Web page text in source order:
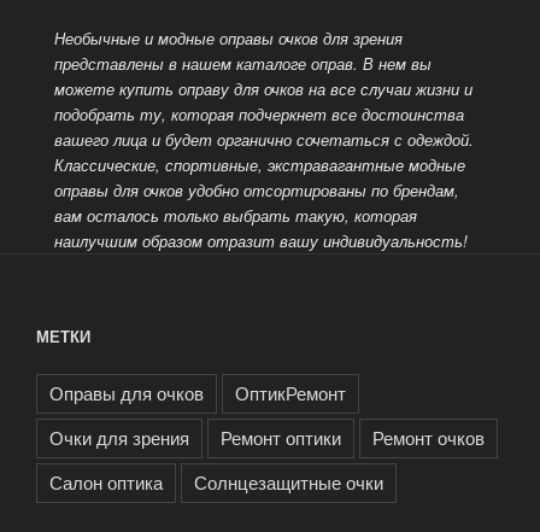
Необычные и модные оправы очков для зрения
представлены в нашем каталоге оправ. В нем вы
можете купить оправу для очков на все случаи жизни и
подобрать ту, которая подчеркнет все достоинства
вашего лица и будет органично сочетаться с одеждой.
Классические, спортивные, экстравагантные модные
оправы для очков удобно отсортированы по брендам,
вам осталось только выбрать такую, которая
наилучшим образом отразит вашу индивидуальность!
МЕТКИ
Оправы для очков
ОптикРемонт
Очки для зрения
Ремонт оптики
Ремонт очков
Салон оптика
Солнцезащитные очки